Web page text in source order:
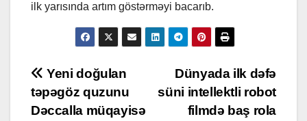
ilk yarısında artım göstərməyi bacarıb.
Post
navigation
Dünyada ilk dəfə
süni intellektli robot
filmdə baş rola
Yeni doğulan
təpəgöz quzunu
Dəccalla müqayisə